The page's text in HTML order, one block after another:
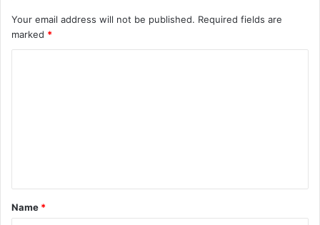
Your email address will not be published. Required fields are
marked *
t
*
Name *